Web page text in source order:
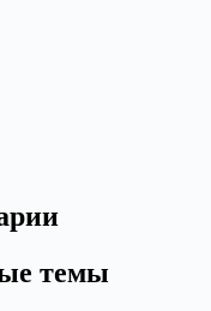
темы